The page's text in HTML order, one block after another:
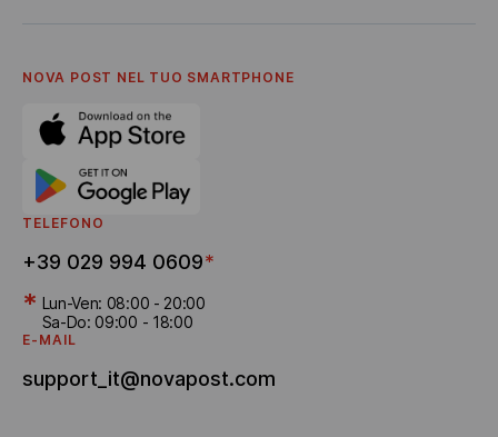
Termini di servizio
Carriera
Invita un amico
Consegna dei bonus
Українська
NOVA POST NEL TUO SMARTPHONE
TELEFONO
+39 029 994 0609*
* Lun-Ven: 08:00 - 20:00
Sa-Do: 09:00 - 18:00
E-MAIL
support_it@novapost.com